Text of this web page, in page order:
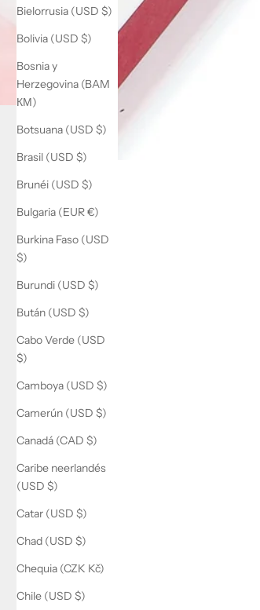
Bielorrusia (USD $)
Bolivia (USD $)
Bosnia y
Herzegovina (BAM
КМ)
Botsuana (USD $)
Brasil (USD $)
Brunéi (USD $)
Bulgaria (EUR €)
Burkina Faso (USD
$)
Burundi (USD $)
Bután (USD $)
Cabo Verde (USD
$)
Camboya (USD $)
Camerún (USD $)
Canadá (CAD $)
Caribe neerlandés
(USD $)
Catar (USD $)
Chad (USD $)
Chequia (CZK Kč)
Chile (USD $)